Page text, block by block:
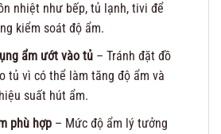
nhiệt như bếp, tủ lạnh, tivi để
kiểm soát độ ẩm.
ẩm ướt vào tủ– Tránh đặt đồ
tủ vì có thể làm tăng độ ẩm và
suất hút ẩm.
phù hợp– Mức độ ẩm lý tưởng